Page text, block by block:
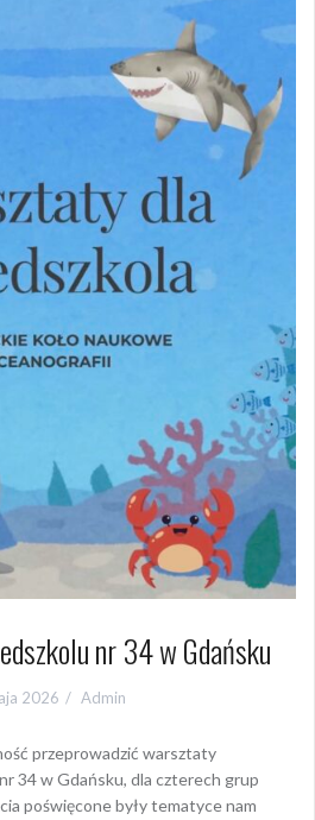
nr 34 w Gdańsku
2026 Admin
przeprowadzić warsztaty
34 w Gdańsku, dla czterech grup
poświęcone były tematyce nam